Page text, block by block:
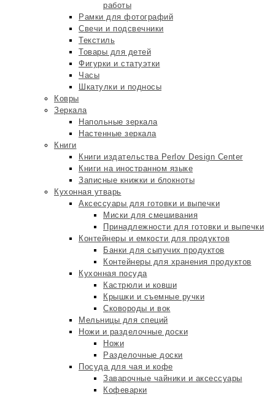
работы
Рамки для фотографий
Свечи и подсвечники
Текстиль
Товары для детей
Фигурки и статуэтки
Часы
Шкатулки и подносы
Ковры
Зеркала
Напольные зеркала
Настенные зеркала
Книги
Книги издательства Perlov Design Center
Книги на иностранном языке
Записные книжки и блокноты
Кухонная утварь
Аксессуары для готовки и выпечки
Миски для смешивания
Принадлежности для готовки и выпечки
Контейнеры и емкости для продуктов
Банки для сыпучих продуктов
Контейнеры для хранения продуктов
Кухонная посуда
Кастрюли и ковши
Крышки и съемные ручки
Сковороды и вок
Мельницы для специй
Ножи и разделочные доски
Ножи
Разделочные доски
Посуда для чая и кофе
Заварочные чайники и аксессуары
Кофеварки